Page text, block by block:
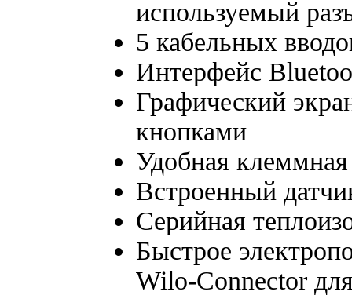
используемый
5 кабельных
Интерфейс
Графический
кнопками
Удобная клеммная
Встроенный
Серийная
Быстрое
Wilo-Connector